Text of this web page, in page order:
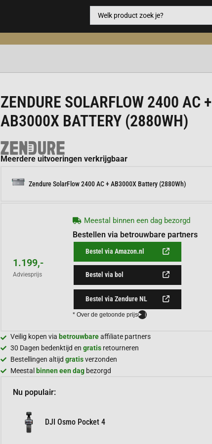
ZENDURE SOLARFLOW 2400 AC +
AB3000X BATTERY (2880WH)
Meerdere uitvoeringen verkrijgbaar
Zendure SolarFlow 2400 AC + AB3000X Battery (2880Wh)
1.199,-
Adviesprijs
Meestal binnen een dag bezorgd
Bestellen via betrouwbare partners
Bestel via Amazon.nl
Bestel via bol
Bestel via Zendure NL
* Over de getoonde prijs i
Veilig kopen via betrouwbareaffiliate partners
30 Dagen bedenktijd en gratis retourneren
Bestellingen altijd gratisverzonden
Meestalbinnen een dag bezorgd
Nu populair:
DJI Osmo Pocket 4